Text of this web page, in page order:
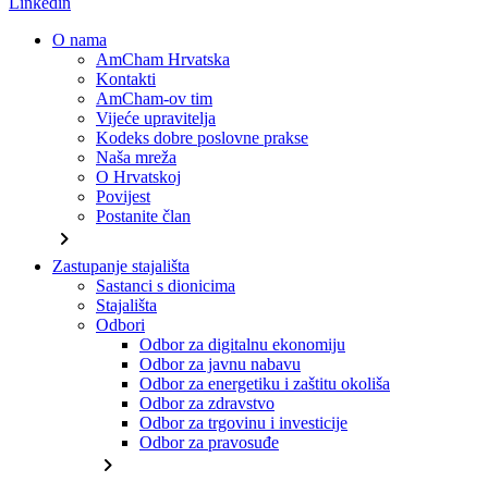
O nama
AmCham Hrvatska
Kontakti
AmCham-ov tim
Vijeće upravitelja
Kodeks dobre poslovne prakse
Naša mreža
O Hrvatskoj
Povijest
Postanite član
chevron_right
Zastupanje stajališta
Sastanci s dionicima
Stajališta
Odbori
Odbor za digitalnu ekonomiju
Odbor za javnu nabavu
Odbor za energetiku i zaštitu okoliša
Odbor za zdravstvo
Odbor za trgovinu i investicije
Odbor za pravosuđe
chevron_right